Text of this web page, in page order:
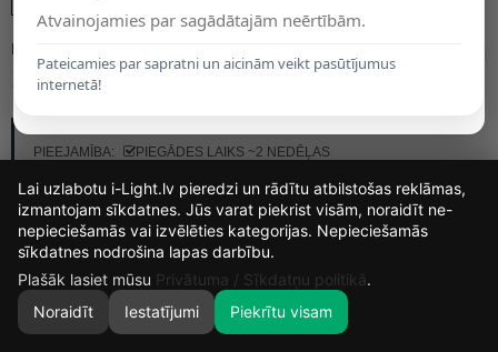
0
MODELIS:
10.49€
PIEEJAMĪBA:
PIEGĀDES LAIKS ~2 NEDĒĻAS
Atvainojamies par sagādātajām neērtībām.
Pateicamies par sapratni un aicinām veikt pasūtījumus
internetā!
15
DIENAS
21
STUNDAS
52
MIN.
48
Lai uzlabotu i-Light.lv pieredzi un rādītu atbilstošas reklāmas,
izmantojam sīkdatnes. Jūs varat piekrist visām, noraidīt ne-
nepieciešamās vai izvēlēties kategorijas. Nepieciešamās
sīkdatnes nodrošina lapas darbību.
Plašāk lasiet mūsu Privātuma / Sīkdatņu politikā.
Noraidīt
Iestatījumi Piekrītu visam